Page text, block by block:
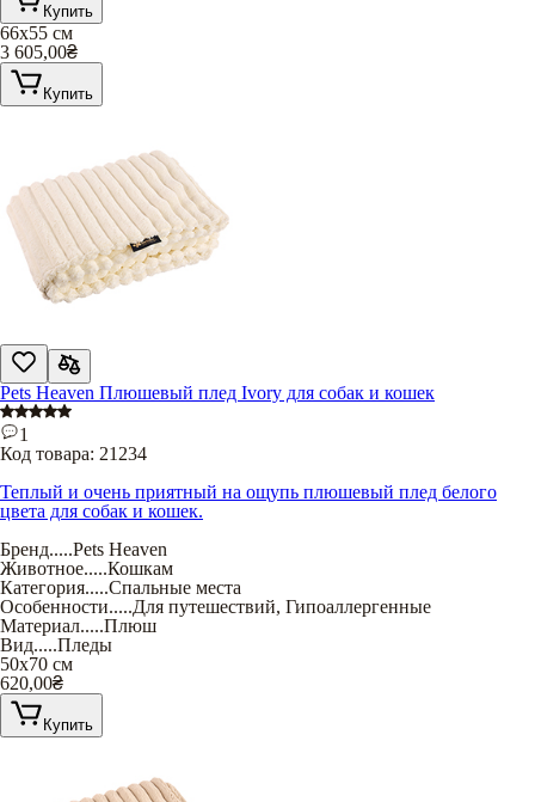
Купить
66х55 см
3 605,00₴
Купить
Pets Heaven Плюшевый плед Ivory для собак и кошек
1
Код товара: 21234
Теплый и очень приятный на ощупь плюшевый плед белого
цвета для собак и кошек.
Бренд.....Pets Heaven
Животное.....Кошкам
Категория.....Спальные места
Особенности.....Для путешествий, Гипоаллергенные
Материал.....Плюш
Вид.....Пледы
50х70 см
620,00₴
Купить